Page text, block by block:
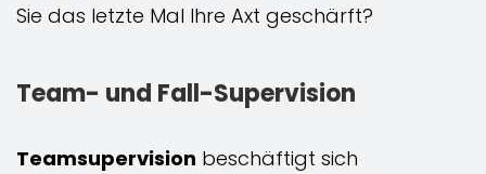
Sie das letzte Mal Ihre Axt geschärft?
Team- und Fall-Supervision
Teamsupervision beschäftigt sich